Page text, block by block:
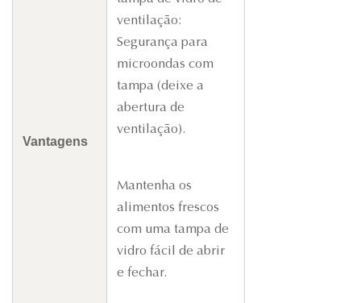
Vantagens
ventilação:
Segurança para
microondas com
tampa (deixe a
abertura de
ventilação).
Mantenha os
alimentos frescos
com uma tampa de
vidro fácil de abrir
e fechar.